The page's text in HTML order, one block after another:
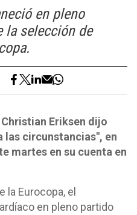
en pleno
la selección de
Eriksen dijo
las circunstancias", en
martes en su cuenta en
la Eurocopa, el
en pleno partido